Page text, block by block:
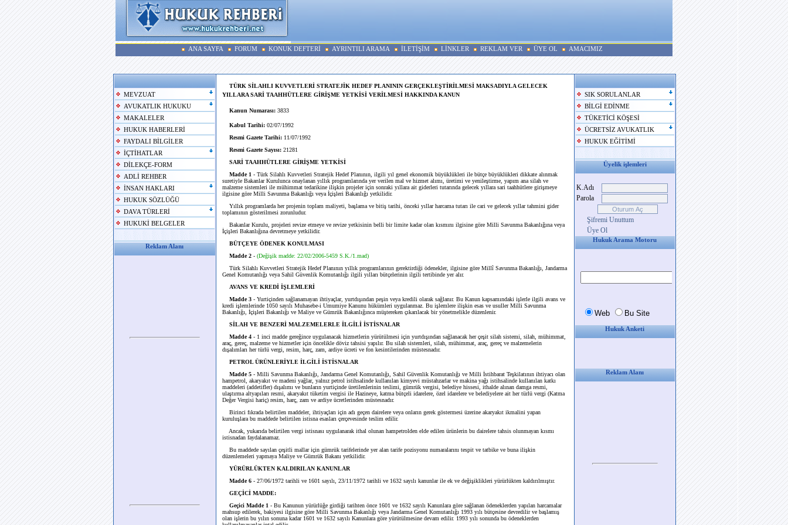
ANA SAYFA FORUM KONUK DEFTERİ AYRINTILI ARAMA İLETİŞİM LİNKLER REKLAM VER ÜYE OL AMACIMIZ
MEVZUAT
AVUKATLIK HUKUKU
MAKALELER
HUKUK HABERLERİ
FAYDALI BİLGİLER
İÇTİHATLAR
DİLEKÇE-FORM
ADLİ REHBER
İNSAN HAKLARI
HUKUK SÖZLÜĞÜ
DAVA TÜRLERİ
HUKUKİ BELGELER
Reklam Alanı
TÜRK SİLAHLI KUVVETLERİ STRATEJİK HEDEF PLANININ GERÇEKLEŞTİRİLMESİ MAKSADIYLA GELECEK
YILLARA SARİ TAAHHÜTLERE GİRİŞME YETKİSİ VERİLMESİ HAKKINDA KANUN
Kanun Numarası: 3833
Kabul Tarihi: 02/07/1992
Resmi Gazete Tarihi: 11/07/1992
Resmi Gazete Sayısı: 21281
SARİ TAAHHÜTLERE GİRİŞME YETKİSİ
Madde 1 - Türk Silahlı Kuvvetleri Stratejik Hedef Planının, ilgili yıl genel ekonomik büyüklükleri ile bütçe büyüklükleri dikkate alınmak
suretiyle Bakanlar Kurulunca onaylanan yıllık programlarında yer verilen mal ve hizmet alımı, üretimi ve yenileştirme, yapım ana silah ve
malzeme sistemleri ile mühimmat tedarikine ilişkin projeler için sonraki yıllara ait giderleri tutarında gelecek yıllara sari taahhütlere girişmeye
ilgisine göre Milli Savunma Bakanlığı veya İçişleri Bakanlığı yetkilidir.
Yıllık programlarda her projenin toplam maliyeti, başlama ve bitiş tarihi, önceki yıllar harcama tutarı ile cari ve gelecek yıllar tahmini gider
toplamının gösterilmesi zorunludur.
Bakanlar Kurulu, projeleri revize etmeye ve revize yetkisinin belli bir limite kadar olan kısmını ilgisine göre Milli Savunma Bakanlığına veya
İçişleri Bakanlığına devretmeye yetkilidir.
BÜTÇEYE ÖDENEK KONULMASI
Madde 2 - (Değişik madde: 22/02/2006-5459 S.K./1.mad)
Türk Silahlı Kuvvetleri Stratejik Hedef Planının yıllık programlarının gerektirdiği ödenekler, ilgisine göre Millî Savunma Bakanlığı, Jandarma
Genel Komutanlığı veya Sahil Güvenlik Komutanlığı ilgili yılları bütçelerinin ilgili tertibinde yer alır.
AVANS VE KREDİ İŞLEMLERİ
Madde 3 - Yurtiçinden sağlanamayan ihtiyaçlar, yurtdışından peşin veya kredili olarak sağlanır. Bu Kanun kapsamındaki işlerle ilgili avans ve
kredi işlemlerinde 1050 sayılı Muhasebe-i Umumiye Kanunu hükümleri uygulanmaz. Bu işlemlere ilişkin esas ve usuller Milli Savunma
Bakanlığı, İçişleri Bakanlığı ve Maliye ve Gümrük Bakanlığınca müştereken çıkarılacak bir yönetmelikle düzenlenir.
SİLAH VE BENZERİ MALZEMELERLE İLGİLİ İSTİSNALAR
Madde 4 - 1 inci madde gereğince uygulanacak hizmetlerin yürütülmesi için yurtdışından sağlanacak her çeşit silah sistemi, silah, mühimmat,
araç, gereç, malzeme ve hizmetler için öncelikle döviz tahsisi yapılır. Bu silah sistemleri, silah, mühimmat, araç, gereç ve malzemelerin
dışalımları her türlü vergi, resim, harç, zam, ardiye ücreti ve fon kesintilerinden müstesnadır.
PETROL ÜRÜNLERİYLE İLGİLİ İSTİSNALAR
Madde 5 - Milli Savunma Bakanlığı, Jandarma Genel Komutanlığı, Sahil Güvenlik Komutanlığı ve Milli İstihbarat Teşkilatının ihtiyacı olan
hampetrol, akaryakıt ve madeni yağlar, yalnız petrol istihsalinde kullanılan kimyevi müstahzarlar ve makina yağı istihsalinde kullanılan katkı
maddeleri (addetifler) dışalımı ve bunların yurtiçinde üretilenlerinin teslimi, gümrük vergisi, belediye hissesi, ithalde alınan damga resmi,
ulaştırma altyapıları resmi, akaryakıt tüketim vergisi ile Hazineye, katma bütçeli idarelere, özel idarelere ve belediyelere ait her türlü vergi (Katma
Değer Vergisi hariç) resim, harç, zam ve ardiye ücretlerinden müstesnadır.
Birinci fıkrada belirtilen maddeler, ihtiyaçları için adı geçen dairelere veya onların gerek göstermesi üzerine akaryakıt ikmalini yapan
kuruluşlara bu maddede belirtilen istisna esasları çerçevesinde teslim edilir.
Ancak, yukarıda belirtilen vergi istisnası uygulanarak ithal olunan hampetrolden elde edilen ürünlerin bu dairelere tahsis olunmayan kısmı
istisnadan faydalanamaz.
Bu maddede sayılan çeşitli mallar için gümrük tarifelerinde yer alan tarife pozisyonu numaralarını tespit ve tatbike ve buna ilişkin
düzenlemeleri yapmaya Maliye ve Gümrük Bakanı yetkilidir.
YÜRÜRLÜKTEN KALDIRILAN KANUNLAR
Madde 6 - 27/06/1972 tarihli ve 1601 sayılı, 23/11/1972 tarihli ve 1632 sayılı kanunlar ile ek ve değişiklikleri yürürlükten kaldırılmıştır.
GEÇİCİ MADDE:
Geçici Madde 1 - Bu Kanunun yürürlüğe girdiği tarihten önce 1601 ve 1632 sayılı Kanunlara göre sağlanan ödeneklerden yapılan harcamalar
mahsup edilerek, bakiyesi ilgisine göre Milli Savunma Bakanlığı veya Jandarma Genel Komutanlığı 1993 yılı bütçesine devredilir ve başlamış
olan işlerin bu yılın sonuna kadar 1601 ve 1632 sayılı Kanunlara göre yürütülmesine devam edilir. 1993 yılı sonunda bu ödeneklerden
SIK SORULANLAR
BİLGİ EDİNME
TÜKETİCİ KÖŞESİ
ÜCRETSİZ AVUKATLIK
HUKUK EĞİTİMİ
Üyelik işlemleri
K.Adı
Parola
Şifremi Unuttum
Üye Ol
Hukuk Arama Motoru
Hukuk Anketi
Reklam Alanı